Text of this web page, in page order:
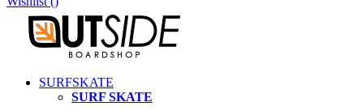
SURFSKATE
SURF SKATE